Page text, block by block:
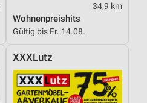
34,9 km
Wohnenpreishits
Gültig bis Fr. 14.08.
XXXLutz